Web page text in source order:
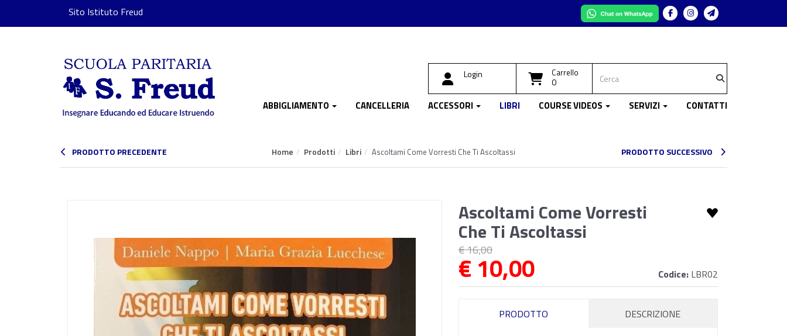
Sito Istituto Freud FacebookInstagram
Login Carrello
0
ABBIGLIAMENTO CANCELLERIA ACCESSORI LIBRI COURSE VIDEOS SERVIZI CONTATTI
PRODOTTO PRECEDENTE Home Prodotti Libri Ascoltami Come Vorresti Che Ti Ascoltassi PRODOTTO SUCCESSIVO
Ascoltami Come Vorresti
Che Ti Ascoltassi
€ 16,00
€ 10,00 Codice: LBR02
PRODOTTO DESCRIZIONE